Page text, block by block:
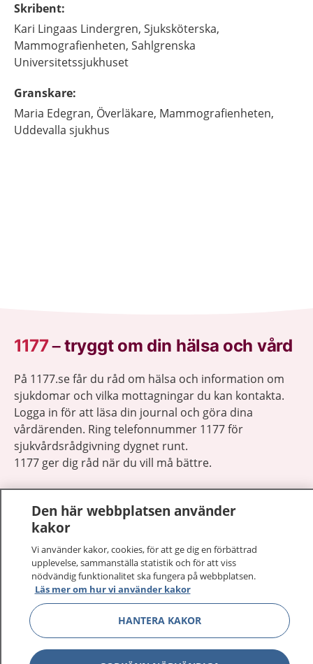
Skribent:
Kari Lingaas Lindergren, Sjuksköterska,
Mammografienheten, Sahlgrenska
Universitetssjukhuset
Granskare:
Maria Edegran, Överläkare, Mammografienheten,
Uddevalla sjukhus
1177–tryggt om din hälsa och vård
På 1177.se får du råd om hälsa och information om
sjukdomar och vilka mottagningar du kan kontakta.
Logga in för att läsa din journal och göra dina
vårdärenden. Ring telefonnummer 1177 för
sjukvårdsrådgivning dygnet runt.
1177 ger dig råd när du vill må bättre.
1177 på flera språk
Om 1177
Kontakt Visa
Den här webbplatsen använder
kakor
Vi använder kakor, cookies, för att ge dig en förbättrad
upplevelse, sammanställa statistik och för att viss
nödvändig funktionalitet ska fungera på webbplatsen.
Läs mer om hur vi använder kakor
HANTERA KAKOR